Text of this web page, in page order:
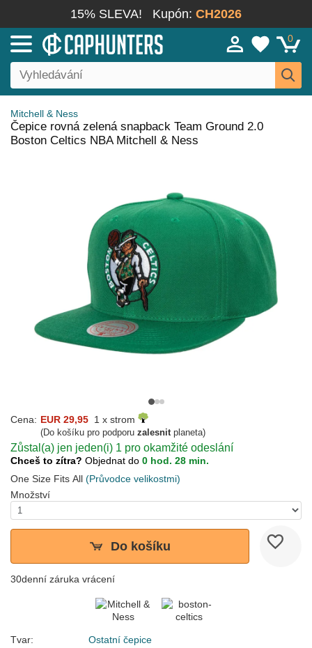
15% SLEVA! Kupón: CH2026
0
Mitchell & Ness
Čepice rovná zelená snapback Team Ground 2.0
Boston Celtics NBA Mitchell & Ness
Cena: EUR 29,95 1 x strom
(Do košíku pro podporu zalesnitplaneta)
Zůstal(a) jen jeden(i) 1 pro okamžité odeslání
Chceš to zítra? Objednat do 0 hod. 28 min.
One Size Fits All (Průvodce velikostmi)
Množství
Do košíku
30denní záruka vrácení
Tvar:
Ostatní čepice